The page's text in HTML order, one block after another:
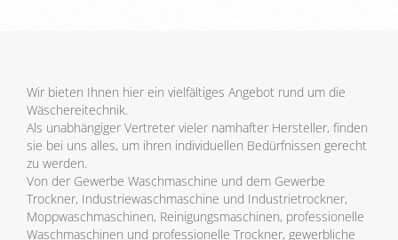
Wir bieten Ihnen hier ein vielfältiges Angebot rund um die
Wäschereitechnik.
Als unabhängiger Vertreter vieler namhafter Hersteller, finden
sie bei uns alles, um ihren individuellen Bedürfnissen gerecht
zu werden.
Von der Gewerbe Waschmaschine und dem Gewerbe
Trockner, Industriewaschmaschine und Industrietrockner,
Moppwaschmaschinen, Reinigungsmaschinen, professionelle
Waschmaschinen und professionelle Trockner, gewerbliche